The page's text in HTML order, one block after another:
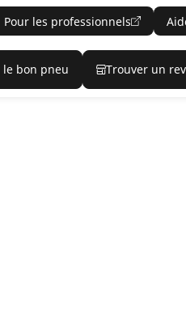
Pour les professionnels
le bon pneu Trouver un